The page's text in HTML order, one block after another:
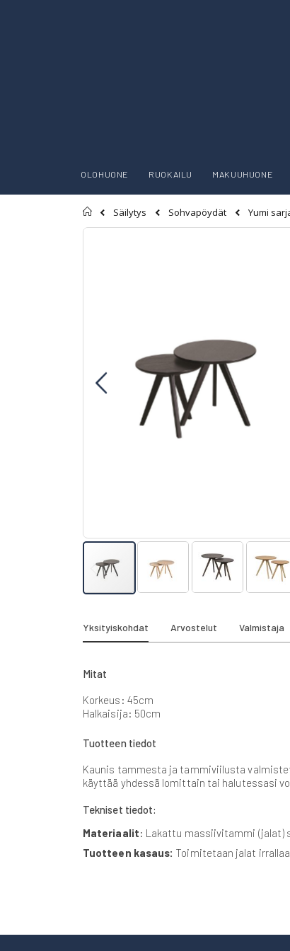
OLOHUONE RUOKAILU MAKUUHUONE
Etusivu
Säilytys Sohvapöydät
Yumi
Skip
the
beginning
images
Yksityiskohdat
Mitat
Korkeus: 45cm
Halkaisija: 50cm
Tuotteen tiedot
Kaunis tammesta ja tammiviilusta
käyttää yhdessä lomittain tai halutessasi
Tekniset tiedot:
Materiaalit: Lakattu massiivitammi (jalat)
Tuotteen kasaus: Toimitetaan jalat
Arvostelut Valmistaja